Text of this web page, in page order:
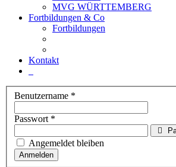
MVG WÜRTTEMBERG
Fortbildungen & Co
Fortbildungen
Kontakt
Benutzername *
Passwort *
Angemeldet bleiben
Anmelden